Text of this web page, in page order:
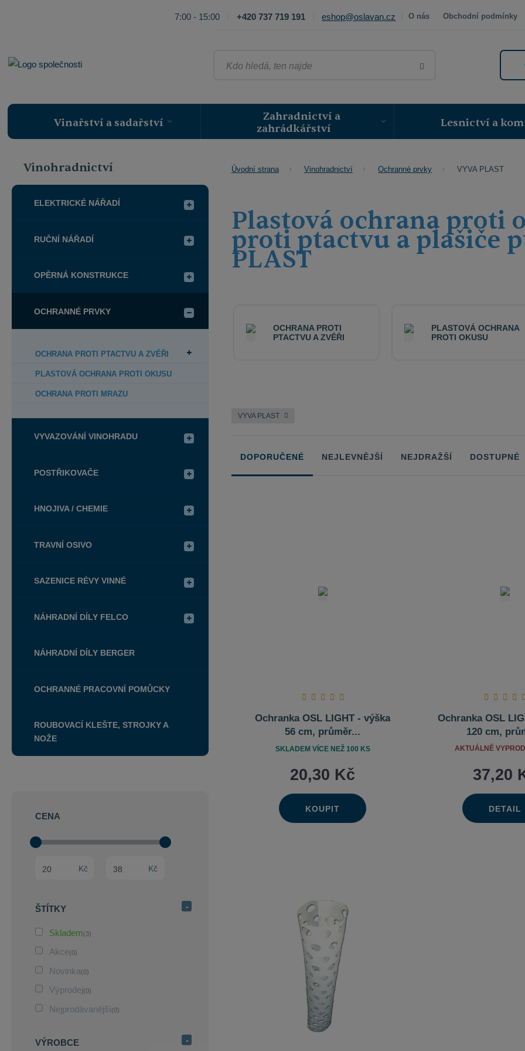
7:00 - 15:00 +420 737 719 191 eshop@oslavan.cz O nás Obchodní podmínky
hledá,
Vinařství a sadařství
Zahradnictví a
zahrádkářství
Lesnictví a
Úvodní strana Vinohradnictví Ochranné prvky VYVA PLAST
Plastová ochrana proti
proti ptactvu a plašiče
PLAST
OCHRANA PROTI
PTACTVU A ZVĚŘI
PLASTOVÁ OCHRANA
PROTI OKUSU
VYVA PLAST
DOPORUČENÉ NEJLEVNĚJŠÍ NEJDRAŽŠÍ DOSTUPNÉ
Ochranka OSL LIGHT - výška
56 cm, průměr...
20,30 Kč
Změnit
Navýšit
množství
Snížit
Ks
KOUPIT
SKLADEM VÍCE NEŽ 100 KS
Ochranka OSL
120 cm,
37,20
DETAIL
AKTUÁLNĚ
Vinohradnictví
ELEKTRICKÉ NÁŘADÍ
RUČNÍ NÁŘADÍ
OPĚRNÁ KONSTRUKCE
OCHRANNÉ PRVKY
OCHRANA PROTI PTACTVU A ZVĚŘI
PLASTOVÁ OCHRANA PROTI OKUSU
OCHRANA PROTI MRAZU
VYVAZOVÁNÍ VINOHRADU
POSTŘIKOVAČE
HNOJIVA / CHEMIE
TRAVNÍ OSIVO
SAZENICE RÉVY VINNÉ
NÁHRADNÍ DÍLY FELCO
NÁHRADNÍ DÍLY BERGER
OCHRANNÉ PRACOVNÍ POMŮCKY
ROUBOVACÍ KLEŠTE, STROJKY A
NOŽE
CENA
Min. hodnota
Kč
Max. hodnota Kč
ŠTÍTKY
Skladem(3)
Akce(0)
Novinka(0)
Výprodej(0)
Nejprodávanější(0)
VÝROBCE